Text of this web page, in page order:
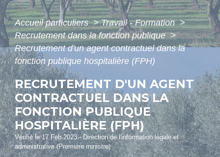
Accueil particuliers> Travail - Formation>
Recrutement dans la fonction publique>
Recrutement d'un agent contractuel dans la
fonction publique hospitalière (FPH)
RECRUTEMENT D'UN AGENT
CONTRACTUEL DANS LA
FONCTION PUBLIQUE
HOSPITALIÈRE (FPH)
Vérifié le 17 Feb 2023 - Direction de l'information légale et
administrative (Première ministre)